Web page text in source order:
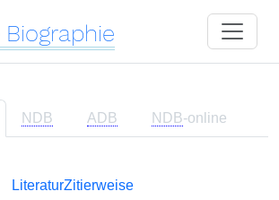
Biographie
NDB ADB NDB-online
LiteraturZitierweise